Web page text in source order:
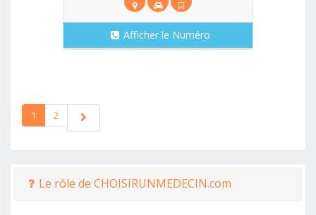
Afficher le Numéro
1 2
Le rôle de CHOISIRUNMEDECIN.com